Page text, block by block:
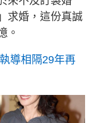
求婚，這份真誠
。
導相隔29年再